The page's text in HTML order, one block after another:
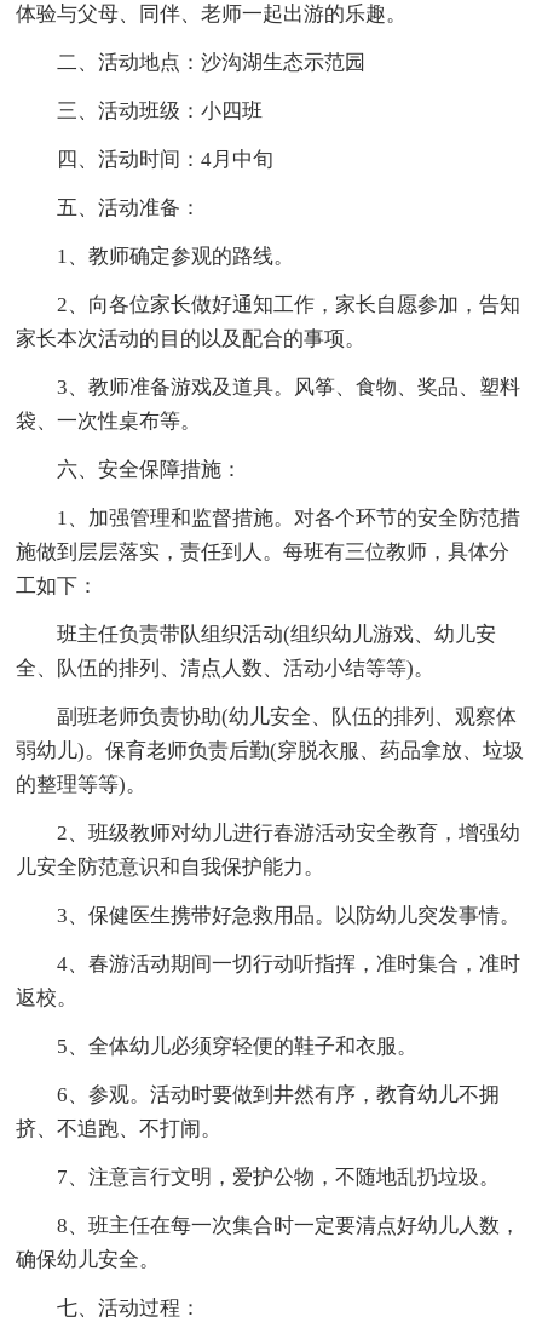
体验与父母、同伴、老师一起出游的乐趣。
二、活动地点：沙沟湖生态示范园
三、活动班级：小四班
四、活动时间：4月中旬
五、活动准备：
1、教师确定参观的路线。
2、向各位家长做好通知工作，家长自愿参加，告知
家长本次活动的目的以及配合的事项。
3、教师准备游戏及道具。风筝、食物、奖品、塑料
袋、一次性桌布等。
六、安全保障措施：
1、加强管理和监督措施。对各个环节的安全防范措
施做到层层落实，责任到人。每班有三位教师，具体分
工如下：
班主任负责带队组织活动(组织幼儿游戏、幼儿安
全、队伍的排列、清点人数、活动小结等等)。
副班老师负责协助(幼儿安全、队伍的排列、观察体
弱幼儿)。保育老师负责后勤(穿脱衣服、药品拿放、垃圾
的整理等等)。
2、班级教师对幼儿进行春游活动安全教育，增强幼
儿安全防范意识和自我保护能力。
3、保健医生携带好急救用品。以防幼儿突发事情。
4、春游活动期间一切行动听指挥，准时集合，准时
返校。
5、全体幼儿必须穿轻便的鞋子和衣服。
6、参观。活动时要做到井然有序，教育幼儿不拥
挤、不追跑、不打闹。
7、注意言行文明，爱护公物，不随地乱扔垃圾。
8、班主任在每一次集合时一定要清点好幼儿人数，
确保幼儿安全。
七、活动过程：